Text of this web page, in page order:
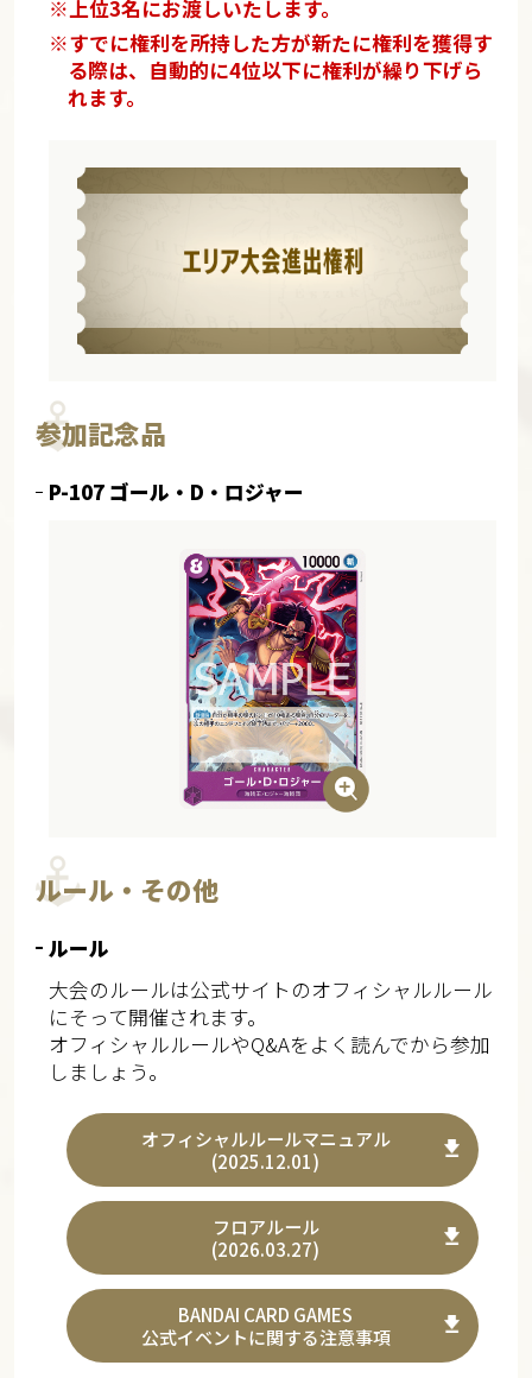
※上位3名にお渡しいたします。
※すでに権利を所持した方が新たに権利を獲得す
る際は、自動的に4位以下に権利が繰り下げら
れます。
参加記念品
P-107 ゴール・D・ロジャー
ルール・その他
ルール
大会のルールは公式サイトのオフィシャルルール
にそって開催されます。
オフィシャルルールやQ&Aをよく読んでから参加
しましょう。
オフィシャルルールマニュアル
(2025.12.01)
フロアルール
(2026.03.27)
BANDAI CARD GAMES
公式イベントに関する注意事項